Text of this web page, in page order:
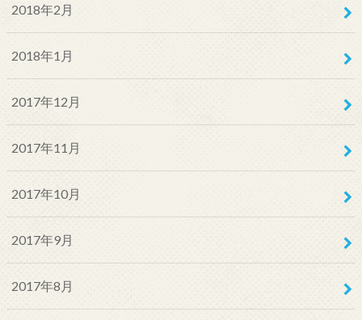
2018年2月
2018年1月
2017年12月
2017年11月
2017年10月
2017年9月
2017年8月